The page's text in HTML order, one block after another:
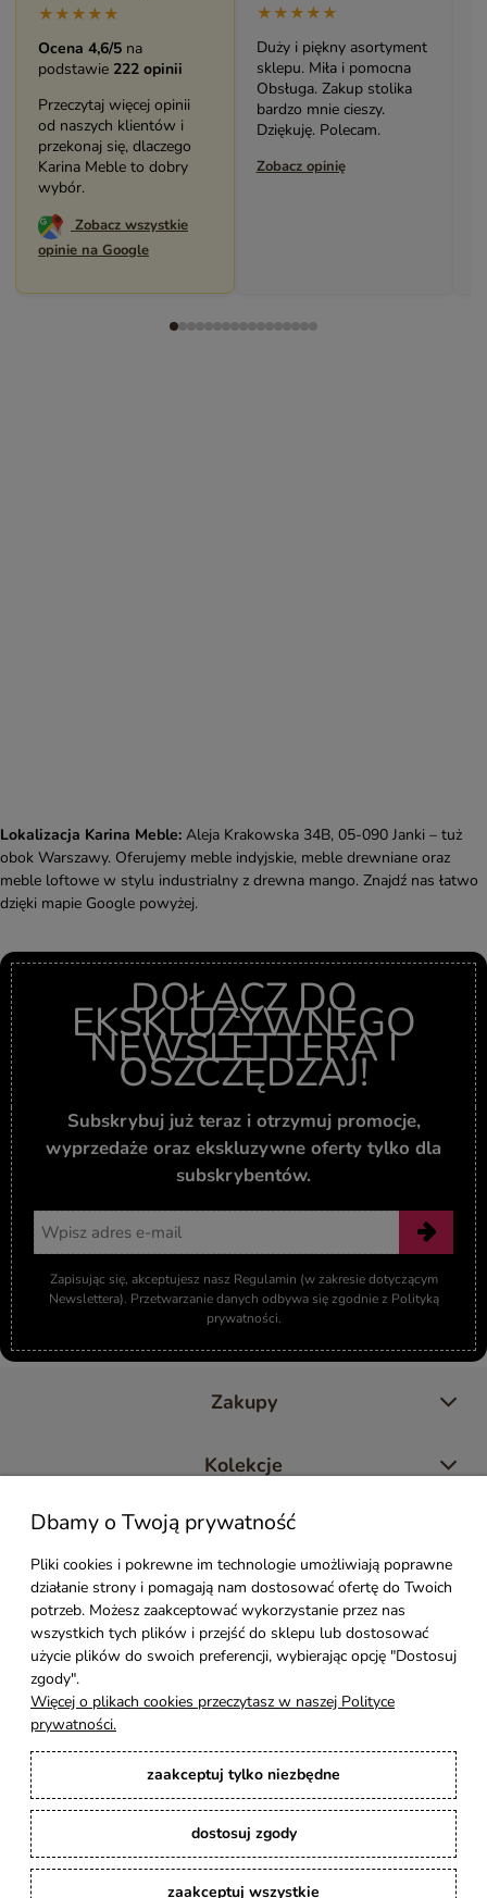
★★★★★
Ocena 4,6/5 na
podstawie 222 opinii
Przeczytaj więcej opinii
od naszych klientów i
przekonaj się, dlaczego
Karina Meble to dobry
wybór.
Zobacz wszystkie
opinie na Google
★★★★★
Duży i piękny asortyment
sklepu. Miła i pomocna
bardzo mnie cieszy.
Dziękuję. Polecam.
Zobacz opinię
★★★★★
Bardzo solidny, piękny
mebel (biblioteczka).
Świetny kontakt z
pracownikami sklepu.
Polecam serdecznie.
Zobacz opinię
Lokalizacja Karina Meble: Aleja Krakowska 34B, 05-090 Janki – tuż
obok Warszawy. Oferujemy meble indyjskie, meble drewniane oraz
meble loftowe w stylu industrialny z drewna mango. Znajdź nas łatwo
dzięki mapie Google powyżej.
DOŁĄCZ DO
EKSKLUZYWNEGO
NEWSLETTERA I
OSZCZĘDZAJ!
Subskrybuj już teraz i otrzymuj promocje,
wyprzedaże oraz ekskluzywne oferty tylko dla
subskrybentów.
Zapisując się, akceptujesz nasz Regulamin (w zakresie dotyczącym
Newslettera). Przetwarzanie danych odbywa się zgodnie z Polityką
prywatności.
Zakupy
Kolekcje
Moje konto
Pomoc
Styl Mebli
Rodzaje drewna
Kontakt
Karina Meble
: Ręcznie robione meble indyjskie, loftowe, industrialne i boho z
litego drewna. | Copyright © 2008–2026
Dbamy o Twoją prywatność
Pliki cookies i pokrewne im technologie umożliwiają poprawne
działanie strony i pomagają nam dostosować ofertę do Twoich
potrzeb. Możesz zaakceptować wykorzystanie przez nas
wszystkich tych plików i przejść do sklepu lub dostosować
użycie plików do swoich preferencji, wybierając opcję "Dostosuj
zgody".
Więcej o plikach cookies przeczytasz w naszej Polityce
prywatności.
zaakceptuj tylko niezbędne
dostosuj zgody
zaakceptuj wszystkie